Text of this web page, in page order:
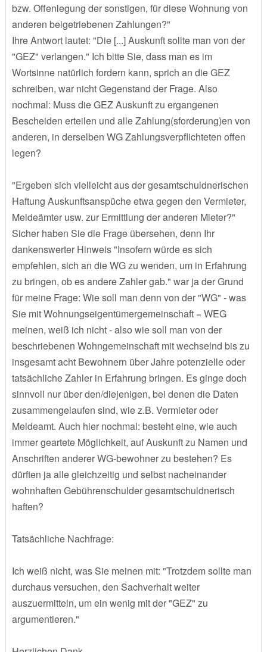
bzw. Offenlegung der sonstigen, für diese Wohnung von
anderen beigetriebenen Zahlungen?"
Ihre Antwort lautet: "Die [...] Auskunft sollte man von der
"GEZ" verlangen." Ich bitte Sie, dass man es im
Wortsinne natürlich fordern kann, sprich an die GEZ
schreiben, war nicht Gegenstand der Frage. Also
nochmal: Muss die GEZ Auskunft zu ergangenen
Bescheiden erteilen und alle Zahlung(sforderung)en von
anderen, in derselben WG Zahlungsverpflichteten offen
legen?
"Ergeben sich vielleicht aus der gesamtschuldnerischen
Haftung Auskunftsanspüche etwa gegen den Vermieter,
Meldeämter usw. zur Ermittlung der anderen Mieter?"
Sicher haben Sie die Frage übersehen, denn Ihr
dankenswerter Hinweis "Insofern würde es sich
empfehlen, sich an die WG zu wenden, um in Erfahrung
zu bringen, ob es andere Zahler gab." war ja der Grund
für meine Frage: Wie soll man denn von der "WG" - was
Sie mit Wohnungseigentümergemeinschaft = WEG
meinen, weiß ich nicht - also wie soll man von der
beschriebenen Wohngemeinschaft mit wechselnd bis zu
insgesamt acht Bewohnern über Jahre potenzielle oder
tatsächliche Zahler in Erfahrung bringen. Es ginge doch
sinnvoll nur über den/diejenigen, bei denen die Daten
zusammengelaufen sind, wie z.B. Vermieter oder
Meldeamt. Auch hier nochmal: besteht eine, wie auch
immer geartete Möglichkeit, auf Auskunft zu Namen und
Anschriften anderer WG-bewohner zu bestehen? Es
dürften ja alle gleichzeitig und selbst nacheinander
wohnhaften Gebührenschulder gesamtschuldnerisch
haften?
Tatsächliche Nachfrage:
Ich weiß nicht, was Sie meinen mit: "Trotzdem sollte man
durchaus versuchen, den Sachverhalt weiter
auszuermitteln, um ein wenig mit der "GEZ" zu
argumentieren."